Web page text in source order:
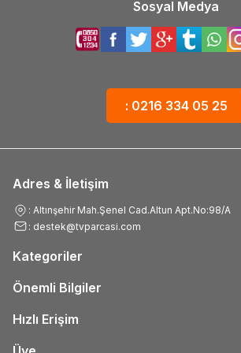
Sosyal Medya
: 0216 334 05 25
Adres & İletişim
: Altınşehir Mah.Şenel Cad.Altun Apt.No:98/A
: destek@tvparcasi.com
Kategoriler
Önemli Bilgiler
Hızlı Erişim